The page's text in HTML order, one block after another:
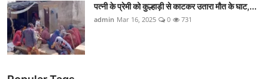
पत्नी के प्रेमी को कुल्हाड़ी से काटकर उतारा मौत के घाट,...
admin Mar 16, 2025 0 731